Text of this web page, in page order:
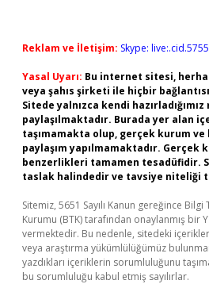
Reklam ve İletişim: Skype:
Yasal Uyarı: Bu internet sitesi,
veya şahıs şirketi ile hiçbir
Sitede yalnızca kendi
paylaşılmaktadır. Burada yer alan
taşımamakta olup, gerçek kurum ve
paylaşım yapılmamaktadır. Gerçek
benzerlikleri tamamen tesadüfidir.
taslak halindedir ve tavsiye niteliği
Sitemiz, 5651 Sayılı Kanun gereğince
Kurumu (BTK) tarafından onaylanmış bir
vermektedir. Bu nedenle, sitedeki
veya araştırma yükümlülüğümüz
yazdıkları içeriklerin sorumluluğunu
bu sorumluluğu kabul etmiş sayılırlar.